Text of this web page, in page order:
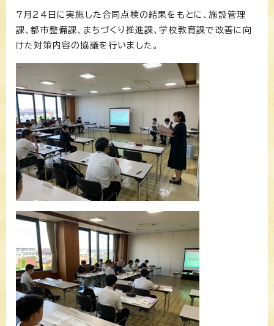
7月24日に実施した合同点検の結果をもとに、施設管理
課、都市整備課、まちづくり推進課、学校教育課で改善に向
けた対策内容の協議を行いました。